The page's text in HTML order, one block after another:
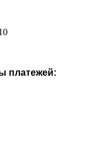
платежей: